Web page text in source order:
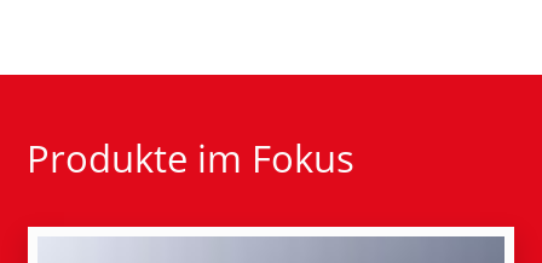
Produkte im Fokus